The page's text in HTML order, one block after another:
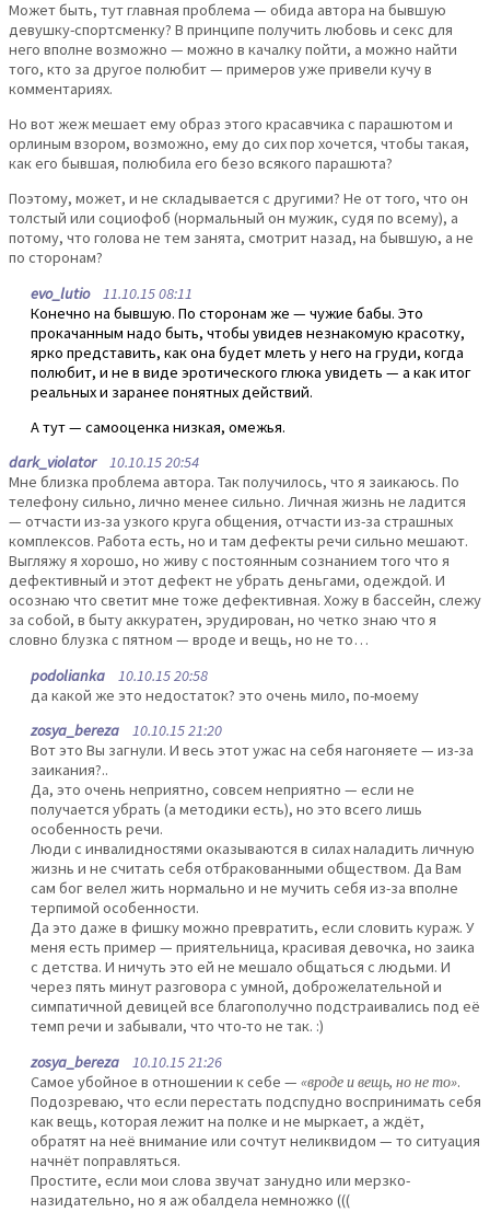
Может быть, тут главная проблема — обида автора на бывшую
девушку-спортсменку? В принципе получить любовь и секс для
него вполне возможно — можно в качалку пойти, а можно найти
того, кто за другое полюбит — примеров уже привели кучу в
комментариях.
Но вот жеж мешает ему образ этого красавчика с парашютом и
орлиным взором, возможно, ему до сих пор хочется, чтобы такая,
как его бывшая, полюбила его безо всякого парашюта?
Поэтому, может, и не складывается с другими? Не от того, что он
толстый или социофоб (нормальный он мужик, судя по всему), а
потому, что голова не тем занята, смотрит назад, на бывшую, а не
по сторонам?
evo_lutio11.10.15 08:11
Конечно на бывшую. По сторонам же — чужие бабы. Это
прокачанным надо быть, чтобы увидев незнакомую красотку,
ярко представить, как она будет млеть у него на груди, когда
полюбит, и не в виде эротического глюка увидеть — а как итог
реальных и заранее понятных действий.
А тут — самооценка низкая, омежья.
dark_violator10.10.15 20:54
Мне близка проблема автора. Так получилось, что я заикаюсь. По
телефону сильно, лично менее сильно. Личная жизнь не ладится
— отчасти из-за узкого круга общения, отчасти из-за страшных
комплексов. Работа есть, но и там дефекты речи сильно мешают.
Выгляжу я хорошо, но живу с постоянным сознанием того что я
дефективный и этот дефект не убрать деньгами, одеждой. И
осознаю что светит мне тоже дефективная. Хожу в бассейн, слежу
за собой, в быту аккуратен, эрудирован, но четко знаю что я
словно блузка с пятном — вроде и вещь, но не то…
podolianka 10.10.15 20:58
да какой же это недостаток? это очень мило, по-моему
zosya_bereza 10.10.15 21:20
Вот это Вы загнули. И весь этот ужас на себя нагоняете — из-за
заикания?..
Да, это очень неприятно, совсем неприятно — если не
получается убрать (а методики есть), но это всего лишь
особенность речи.
Люди с инвалидностями оказываются в силах наладить личную
жизнь и не считать себя отбракованными обществом. Да Вам
сам бог велел жить нормально и не мучить себя из-за вполне
терпимой особенности.
Да это даже в фишку можно превратить, если словить кураж. У
меня есть пример — приятельница, красивая девочка, но заика
с детства. И ничуть это ей не мешало общаться с людьми. И
через пять минут разговора с умной, доброжелательной и
симпатичной девицей все благополучно подстраивались под её
темп речи и забывали, что что-то не так. :)
zosya_bereza 10.10.15 21:26
Самое убойное в отношении к себе — «вроде и вещь, но не то».
Подозреваю, что если перестать подспудно воспринимать себя
как вещь, которая лежит на полке и не мыркает, а ждёт,
обратят на неё внимание или сочтут неликвидом — то ситуация
начнёт поправляться.
Простите, если мои слова звучат занудно или мерзко-
назидательно, но я аж обалдела немножко (((